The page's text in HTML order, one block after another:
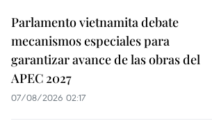
Parlamento vietnamita debate
mecanismos especiales para
garantizar avance de las obras del
APEC 2027
07/08/2026 02:17